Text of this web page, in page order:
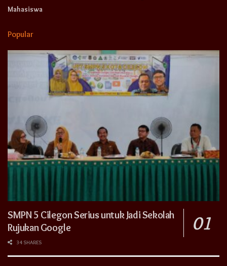
Mahasiswa
Popular
SMPN 5 Cilegon Serius untuk Jadi Sekolah
Rujukan Google
34 SHARES